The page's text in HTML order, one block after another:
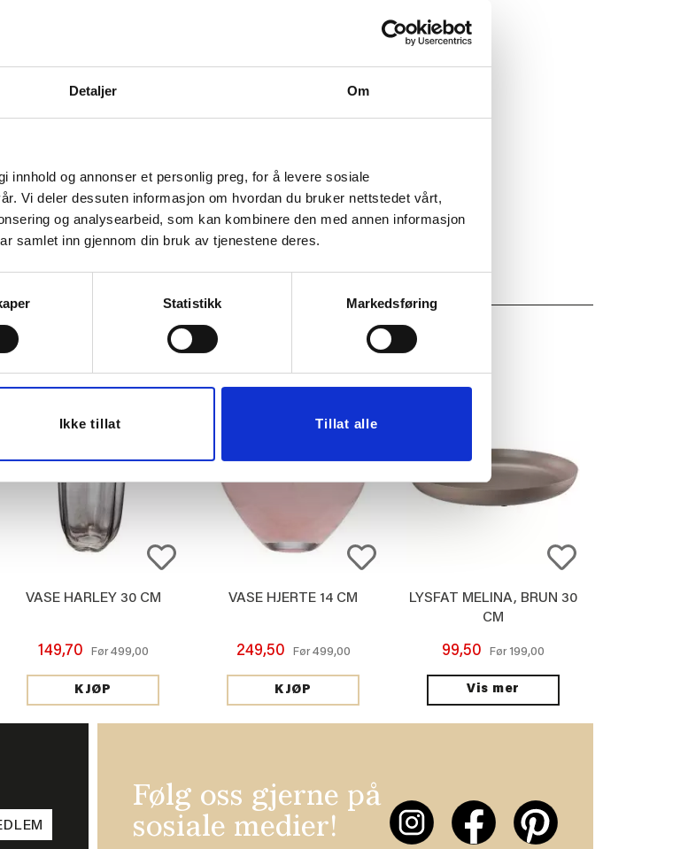
Detaljer Om
innhold og annonser et personlig preg, for å levere sosiale
Vi deler dessuten informasjon om hvordan du bruker nettstedet vårt,
og analysearbeid, som kan kombinere den med annen informasjon
samlet inn gjennom din bruk av tjenestene deres.
Statistikk Markedsføring
Ikke tillat Tillat alle
Artikkelnummer:
Tips venner om dette
70%
VASE HARLEY 30 CM
149,70 Før499,00
KJØP
VASE HJERTE 14 CM
249,50 Før499,00
KJØP
LYSFAT MELINA, BRUN 30
CM
99,50 Før 199,00
Vis mer
Følg oss gjerne på
sosiale medier!